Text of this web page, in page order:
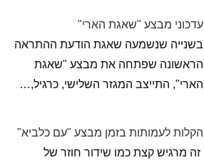
עדכוני מבצע "שאגת הארי"
בשנייה שנשמעה שאגת הודעת ההתראה
הראשונה שפתחה את מבצע "שאגת
הארי", התייצב המגזר השלישי, כרגיל,…
הקלות לעמותות בזמן מבצע "עם כלביא"
זה מרגיש קצת כמו שידור חוזר של